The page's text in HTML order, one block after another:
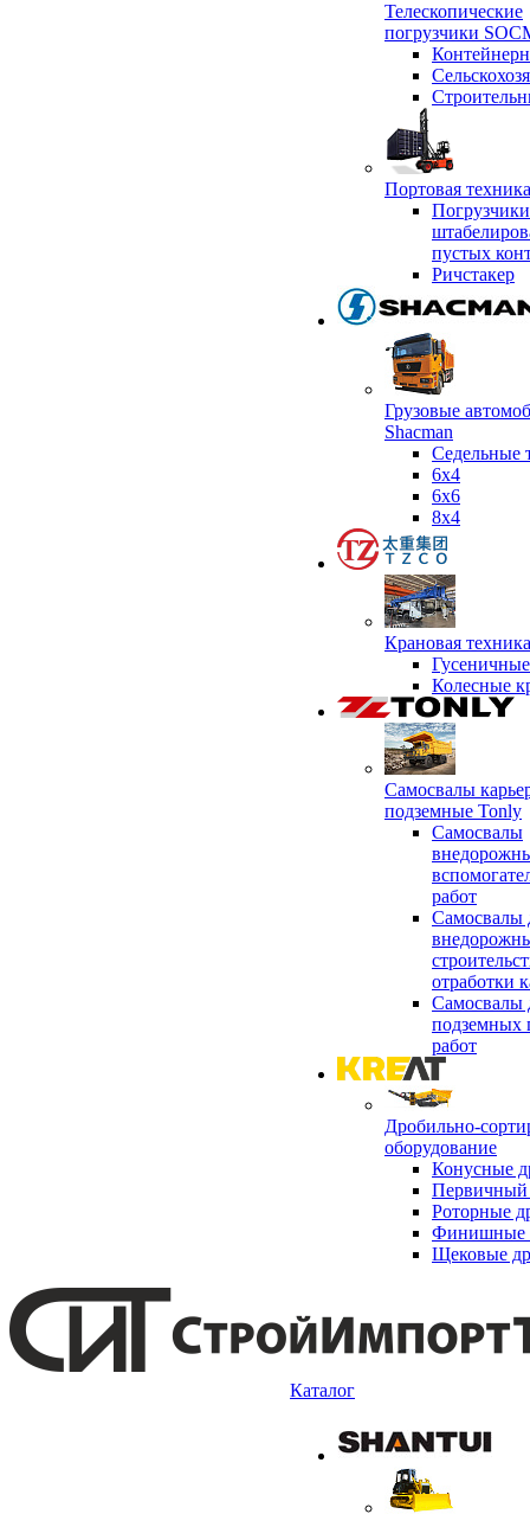
Телескопические
погрузчики
Портовая
пустых
Ричстакер
Грузовые
Shacman
Седельные
6х4
6x6
8x4
Крановая
Колесные
Самосвалы
подземные Tonly
Самосвалы
работ
Самосвалы
отработки
Самосвалы
подземных
работ
Дробильно-
оборудование
Конусные
Первичный
Роторные
Финишные
Щековые
Каталог